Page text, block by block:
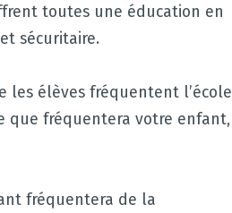
toutes une éducation en
sécuritaire.
les élèves fréquentent l’école
que fréquentera votre enfant,
fréquentera de la